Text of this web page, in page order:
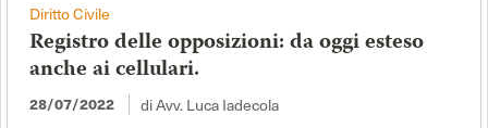
Diritto Civile
Registro delle opposizioni: da oggi esteso
anche ai cellulari.
28/07/2022 di Avv. Luca Iadecola